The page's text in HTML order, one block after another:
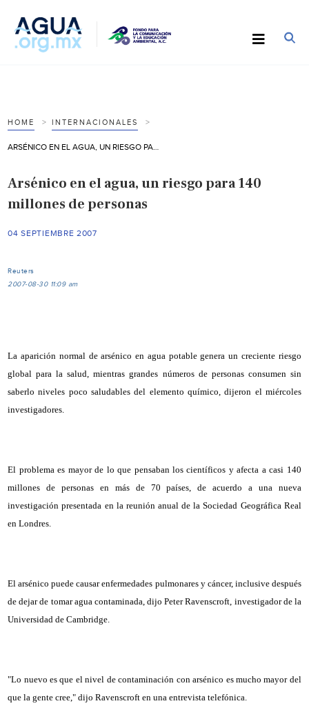
HOME INTERNACIONALES
Arsénico en el agua, un riesgo para 140
millones de personas
04 SEPTIEMBRE 2007
Reuters
2007-08-30 11:09 am
La aparición normal de arsénico en agua potable genera un creciente riesgo
global para la salud, mientras grandes números de personas consumen sin
saberlo niveles poco saludables del elemento químico, dijeron el miércoles
investigadores.
El problema es mayor de lo que pensaban los científicos y afecta a casi 140
millones de personas en más de 70 países, de acuerdo a una nueva
investigación presentada en la reunión anual de la Sociedad Geográfica Real
en Londres.
El arsénico puede causar enfermedades pulmonares y cáncer, inclusive después
de dejar de tomar agua contaminada, dijo Peter Ravenscroft, investigador de la
Universidad de Cambridge.
"Lo nuevo es que el nivel de contaminación con arsénico es mucho mayor del
que la gente cree," dijo Ravenscroft en una entrevista telefónica.